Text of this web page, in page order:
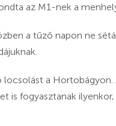
az M1-nek a
a tűző napon ne
locsolást a
is fogyasztanak